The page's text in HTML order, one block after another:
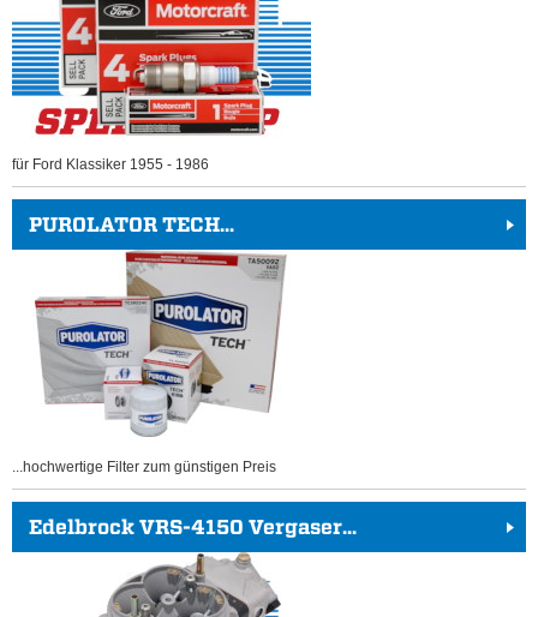
für Ford Klassiker 1955 - 1986
PUROLATOR TECH...
...hochwertige Filter zum günstigen Preis
Edelbrock VRS-4150 Vergaser...